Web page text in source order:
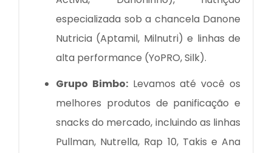
especializada sob a chancela Danone
Nutricia (Aptamil, Milnutri) e linhas de
alta performance (YoPRO, Silk).
Grupo Bimbo:Levamos até você os
melhores produtos de panificação e
snacks do mercado, incluindo as linhas
Pullman, Nutrella, Rap 10, Takis e Ana